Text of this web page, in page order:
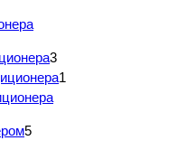
3
1
5